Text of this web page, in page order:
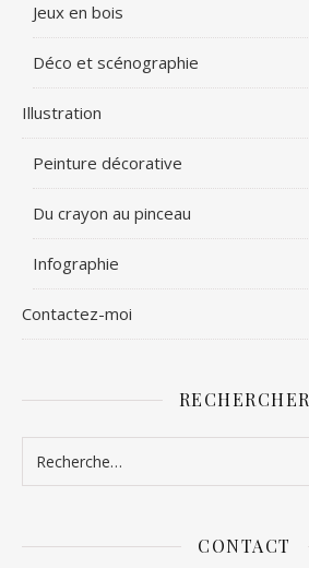
Jeux en bois
Déco et scénographie
Illustration
Peinture décorative
Du crayon au pinceau
Infographie
Contactez-moi
RECHERCHER
CONTACT